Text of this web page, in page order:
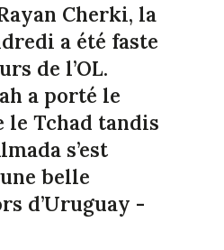
Cherki, la
a été faste
de l’OL.
a porté le
le Tchad tandis
s’est
belle
d’Uruguay -